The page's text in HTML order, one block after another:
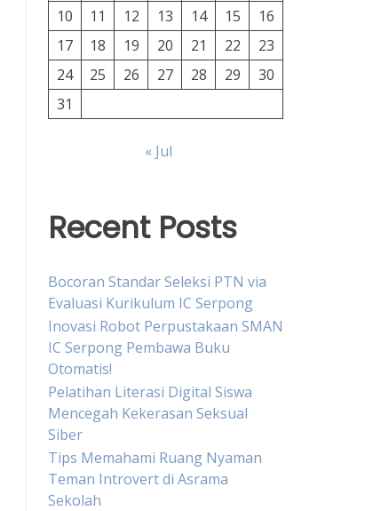
10
11 12 13 14 15
16
17
18 19 20 21 22
23
24
25 26 27 28 29
30
31
« Jul
Recent Posts
Bocoran Standar Seleksi PTN via
Evaluasi Kurikulum IC Serpong
Inovasi Robot Perpustakaan SMAN
IC Serpong Pembawa Buku
Otomatis!
Pelatihan Literasi Digital Siswa
Mencegah Kekerasan Seksual
Siber
Tips Memahami Ruang Nyaman
Teman Introvert di Asrama
Sekolah